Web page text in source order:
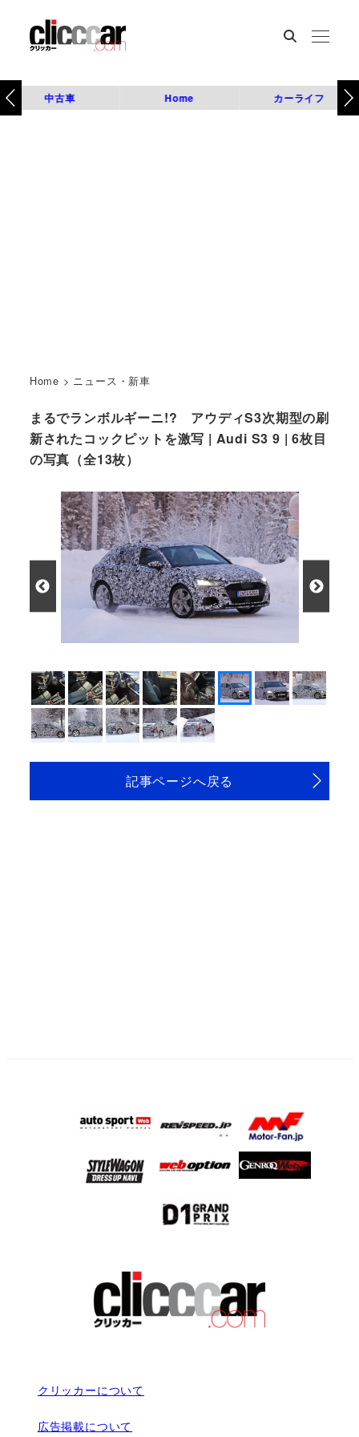
中古車 Home カーライフ
Home > ニュース・新車
まるでランボルギーニ!? アウディS3次期型の刷
新されたコックピットを激写 | Audi S3 9 | 6枚目
の写真（全13枚）
記事ページへ戻る
クリッカーについて
広告掲載について